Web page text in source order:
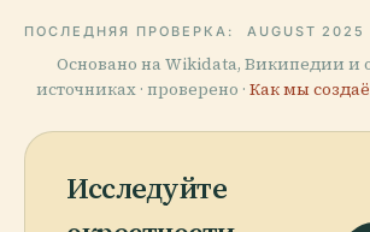
ПОСЛЕДНЯЯ ПРОВЕРКА: AUGUST 2025
Основано на Wikidata, Википедии
источниках · проверено · Как мы
Исследуйте